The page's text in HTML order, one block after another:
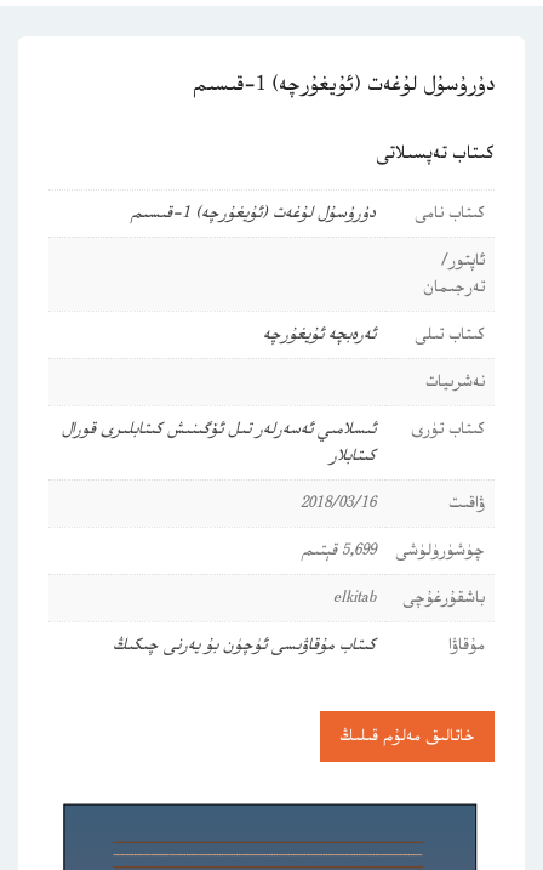
دۇرۇسۇل لۇغەت (ئۇيغۇرچە) 1-قىسىم
كىتاب تەپسىلاتى
كىتاب نامى
دۇرۇسۇل لۇغەت (ئۇيغۇرچە) 1-قىسىم
ئاپتور/
تەرجىمان
كىتاب تىلى
ئەرەبچە ئۇيغۇرچە
نەشرىيات
كىتاب تۈرى
ئىسلامىي ئەسەرلەر تىل ئۆگىنىش كىتابلىرى قورال
كىتابلار
ۋاقىت
2018/03/16
چۈشۈرۈلۈشى
5,699 قېتىم
باشقۇرغۇچى
elkitab
مۇقاۋا
كىتاب مۇقاۋىسى ئۈچۈن بۇ يەرنى چىكىڭ
خاتالىق مەلۇم قىلىڭ